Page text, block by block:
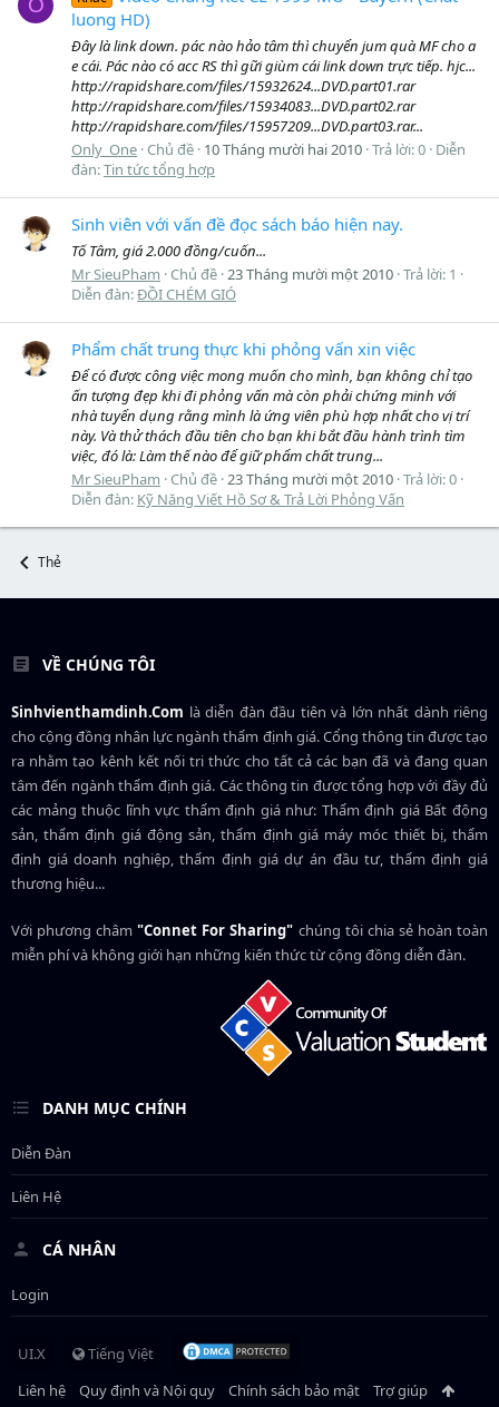
O
luong HD)
Đây là link down. pác nào hảo tâm thì chuyển jum quà MF cho a
e cái. Pác nào có acc RS thì gữi giùm cái link down trực tiếp. hjc...
http://rapidshare.com/files/15932624...DVD.part01.rar
http://rapidshare.com/files/15934083...DVD.part02.rar
http://rapidshare.com/files/15957209...DVD.part03.rar...
Only_One Chủ đề 10 Tháng mười hai 2010 Trả lời: 0 Diễn
đàn:Tin tức tổng hợp
Sinh viên với vấn đề đọc sách báo hiện nay.
Tố Tâm, giá 2.000 đồng/cuốn...
Mr SieuPham Chủ đề 23 Tháng mười một 2010 Trả lời: 1
Diễn đàn:ĐỒI CHÉM GIÓ
Phẩm chất trung thực khi phỏng vấn xin việc
Để có được công việc mong muốn cho mình, bạn không chỉ tạo
ấn tượng đẹp khi đi phỏng vấn mà còn phải chứng minh với
nhà tuyển dụng rằng mình là ứng viên phù hợp nhất cho vị trí
này. Và thử thách đầu tiên cho bạn khi bắt đầu hành trình tìm
việc, đó là: Làm thế nào để giữ phẩm chất trung...
Mr SieuPham Chủ đề 23 Tháng mười một 2010 Trả lời: 0
Diễn đàn: Kỹ Năng Viết Hồ Sơ & Trả Lời Phỏng Vấn
Thẻ
VỀ CHÚNG TÔI
Sinhvienthamdinh.Com là diễn đàn đầu tiên và lớn nhất dành riêng
cho cộng đồng nhân lực ngànhthẩm định giá. Cổng thông tin được tạo
ra nhằm tạo kênh kết nối tri thức cho tất cả các bạn đã và đang quan
tâm đến ngành thẩm định giá. Các thông tin được tổng hợp với đầy đủ
các mảng thuộc lĩnh vực thẩm định giá như: Thẩm định giá Bất động
sản, thẩm định giá động sản, thẩm định giá máy móc thiết bị, thẩm
định giá doanh nghiệp, thẩm định giá dự án đầu tư, thẩm định giá
thương hiệu...
Với phương châm"Connet For Sharing" chúng tôi chia sẻ hoàn toàn
miễn phí và không giới hạn những kiến thức từ cộng đồng diễn đàn.
DANH MỤC CHÍNH
Diễn Đàn
Liên Hệ
CÁ NHÂN
Login
UI.X
Tiếng Việt
Liên hệ
Quy định và Nội quy Chính sách bảo mật Trợ giúp